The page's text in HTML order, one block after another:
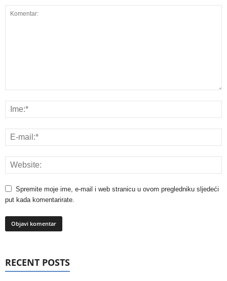
Spremite moje ime, e-mail i web stranicu u ovom pregledniku sljedeći
put kada komentarirate.
RECENT POSTS